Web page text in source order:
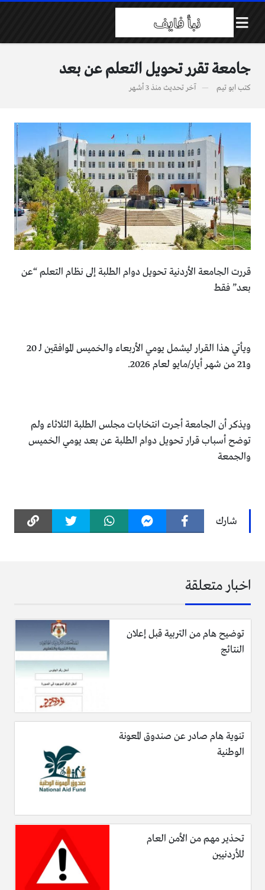
جامعة تقرر تحويل التعلم عن بعد
كتب ابو تيم آخر تحديث منذ 3 أشهر
قررت الجامعة الأردنية تحويل دوام الطلبة إلى نظام التعلم “عن
بعد” فقط
ويأتي هذا القرار ليشمل يومي الأربعاء والخميس الموافقين لـ 20
و21 من شهر أيار/مايو لعام 2026.
ويذكر أن الجامعة أجرت انتخابات مجلس الطلبة الثلاثاء ولم
توضح أسباب قرار تحويل دوام الطلبة عن بعد يومي الخميس
والجمعة
شارك
اخبار متعلقة
توضيح هام من التربية قبل إعلان
النتائج
تنوية هام صادر عن صندوق المعونة
الوطنية
تحذير مهم من الأمن العام
للأردنيين